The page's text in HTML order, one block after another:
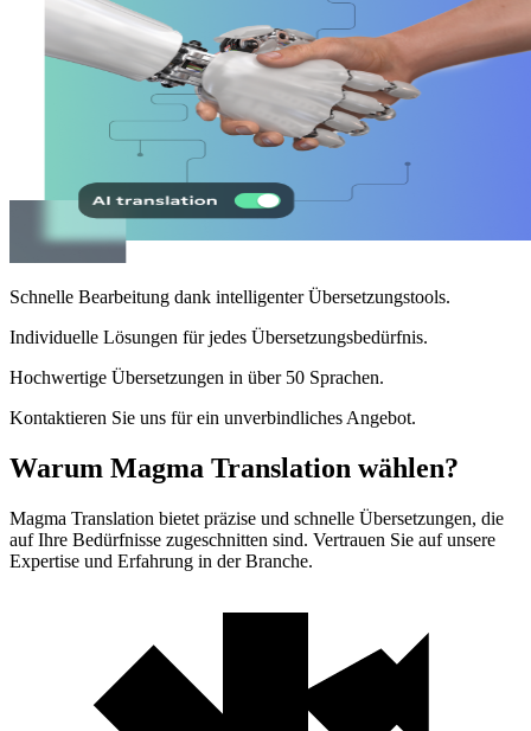
Schnelle Bearbeitung dank intelligenter Übersetzungstools.
Individuelle Lösungen für jedes Übersetzungsbedürfnis.
Hochwertige Übersetzungen in über 50 Sprachen.
Kontaktieren Sie uns für ein unverbindliches Angebot.
Warum Magma Translation wählen?
Magma Translation bietet präzise und schnelle Übersetzungen, die
auf Ihre Bedürfnisse zugeschnitten sind. Vertrauen Sie auf unsere
Expertise und Erfahrung in der Branche.